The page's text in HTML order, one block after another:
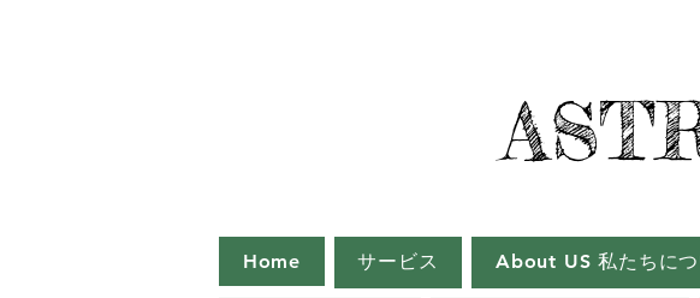
Home サービス About US 私たちにつ